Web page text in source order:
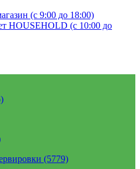
(с 9:00 до 18:00)
HOUSEHOLD (с 10:00 до
(5779)